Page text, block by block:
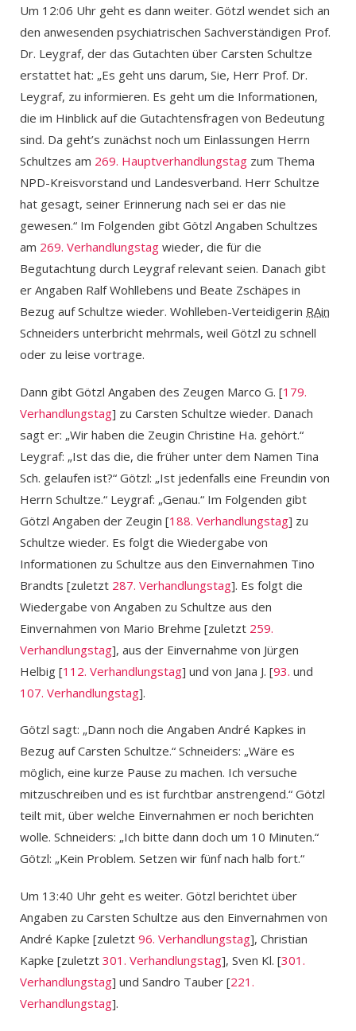
Um 12:06 Uhr geht es dann weiter. Götzl wendet sich an
den anwesenden psychiatrischen Sachverständigen Prof.
Dr. Leygraf, der das Gutachten über Carsten Schultze
erstattet hat: „Es geht uns darum, Sie, Herr Prof. Dr.
Leygraf, zu informieren. Es geht um die Informationen,
die im Hinblick auf die Gutachtensfragen von Bedeutung
sind. Da geht’s zunächst noch um Einlassungen Herrn
Schultzes am 269. Hauptverhandlungstag zum Thema
NPD-Kreisvorstand und Landesverband. Herr Schultze
hat gesagt, seiner Erinnerung nach sei er das nie
gewesen.“ Im Folgenden gibt Götzl Angaben Schultzes
am 269. Verhandlungstag wieder, die für die
Begutachtung durch Leygraf relevant seien. Danach gibt
er Angaben Ralf Wohllebens und Beate Zschäpes in
Bezug auf Schultze wieder. Wohlleben-Verteidigerin RAin
Schneiders unterbricht mehrmals, weil Götzl zu schnell
oder zu leise vortrage.
Dann gibt Götzl Angaben des Zeugen Marco G. [179.
Verhandlungstag] zu Carsten Schultze wieder. Danach
sagt er: „Wir haben die Zeugin Christine Ha. gehört.“
Leygraf: „Ist das die, die früher unter dem Namen Tina
Sch. gelaufen ist?“ Götzl: „Ist jedenfalls eine Freundin von
Herrn Schultze.“ Leygraf: „Genau.“ Im Folgenden gibt
Götzl Angaben der Zeugin [188. Verhandlungstag] zu
Schultze wieder. Es folgt die Wiedergabe von
Informationen zu Schultze aus den Einvernahmen Tino
Brandts [zuletzt 287. Verhandlungstag]. Es folgt die
Wiedergabe von Angaben zu Schultze aus den
Einvernahmen von Mario Brehme [zuletzt 259.
Verhandlungstag], aus der Einvernahme von Jürgen
Helbig [112. Verhandlungstag] und von Jana J. [93. und
107. Verhandlungstag].
Götzl sagt: „Dann noch die Angaben André Kapkes in
Bezug auf Carsten Schultze.“ Schneiders: „Wäre es
möglich, eine kurze Pause zu machen. Ich versuche
mitzuschreiben und es ist furchtbar anstrengend.“ Götzl
teilt mit, über welche Einvernahmen er noch berichten
wolle. Schneiders: „Ich bitte dann doch um 10 Minuten.“
Götzl: „Kein Problem. Setzen wir fünf nach halb fort.“
Um 13:40 Uhr geht es weiter. Götzl berichtet über
Angaben zu Carsten Schultze aus den Einvernahmen von
André Kapke [zuletzt 96. Verhandlungstag], Christian
Kapke [zuletzt 301. Verhandlungstag], Sven Kl. [301.
Verhandlungstag] und Sandro Tauber [221.
Verhandlungstag].